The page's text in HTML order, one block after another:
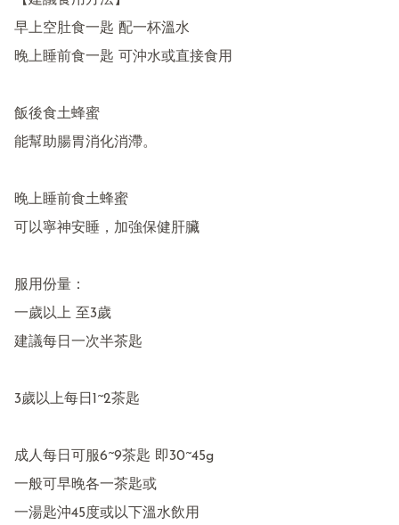
早上空肚食一匙 配一杯溫水
晚上睡前食一匙 可沖水或直接食用
飯後食土蜂蜜
能幫助腸胃消化消滯。
晚上睡前食土蜂蜜
可以寧神安睡，加強保健肝臟
服用份量：
一歲以上 至3歲
建議每日一次半茶匙
3歲以上每日1~2茶匙
成人每日可服6~9茶匙 即30~45g
一般可早晚各一茶匙或
一湯匙沖45度或以下溫水飲用